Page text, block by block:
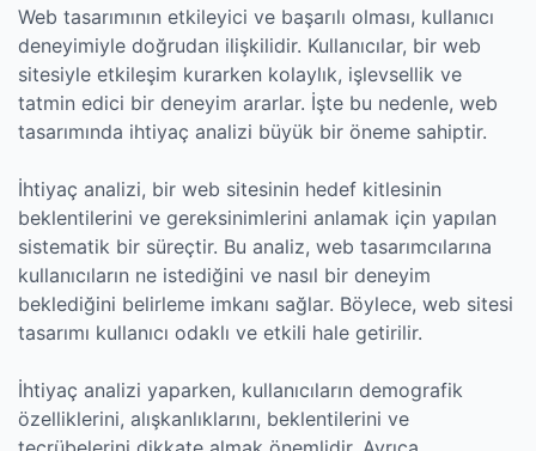
Web tasarımının etkileyici ve başarılı olması, kullanıcı
deneyimiyle doğrudan ilişkilidir. Kullanıcılar, bir web
sitesiyle etkileşim kurarken kolaylık, işlevsellik ve
tatmin edici bir deneyim ararlar. İşte bu nedenle, web
tasarımında ihtiyaç analizi büyük bir öneme sahiptir.
İhtiyaç analizi, bir web sitesinin hedef kitlesinin
beklentilerini ve gereksinimlerini anlamak için yapılan
sistematik bir süreçtir. Bu analiz, web tasarımcılarına
kullanıcıların ne istediğini ve nasıl bir deneyim
beklediğini belirleme imkanı sağlar. Böylece, web sitesi
tasarımı kullanıcı odaklı ve etkili hale getirilir.
İhtiyaç analizi yaparken, kullanıcıların demografik
özelliklerini, alışkanlıklarını, beklentilerini ve